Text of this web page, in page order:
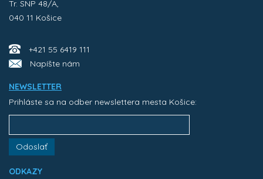
Tr. SNP 48/A,
040 11 Košice
+421 55 6419 111
Napíšte nám
NEWSLETTER
Prihláste sa na odber newslettera mesta Košice:
Odoslať
ODKAZY